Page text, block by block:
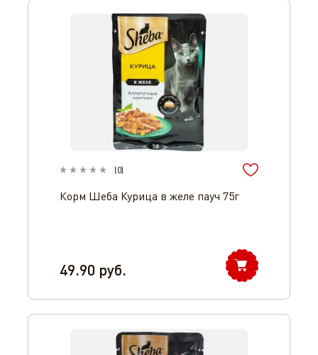
(0)
Корм Шеба Курица в желе пауч 75г
49.90 руб.